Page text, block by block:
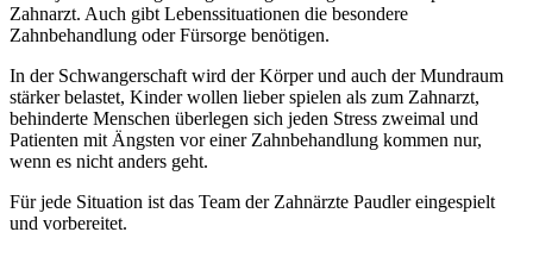
Zahnarzt. Auch gibt Lebenssituationen die besondere
Zahnbehandlung oder Fürsorge benötigen.
In der Schwangerschaft wird der Körper und auch der Mundraum
stärker belastet, Kinder wollen lieber spielen als zum Zahnarzt,
behinderte Menschen überlegen sich jeden Stress zweimal und
Patienten mit Ängsten vor einer Zahnbehandlung kommen nur,
wenn es nicht anders geht.
Für jede Situation ist das Team der Zahnärzte Paudler eingespielt
und vorbereitet.